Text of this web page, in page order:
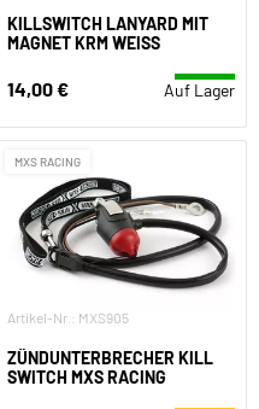
KILLSWITCH LANYARD MIT
MAGNET KRM WEISS
14,00 € Auf Lager
MXS RACING
Artikel-Nr.: MXS905
ZÜNDUNTERBRECHER KILL
SWITCH MXS RACING